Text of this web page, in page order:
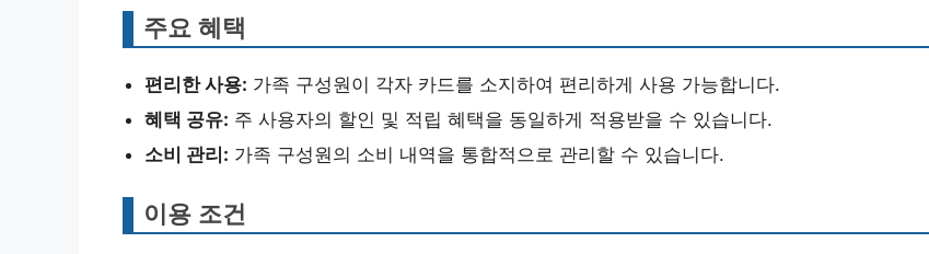
주요 혜택
편리한 사용: 가족 구성원이 각자 카드를 소지하여 편리하게 사용 가능합니다.
혜택 공유: 주 사용자의 할인 및 적립 혜택을 동일하게 적용받을 수 있습니다.
소비 관리: 가족 구성원의 소비 내역을 통합적으로 관리할 수 있습니다.
이용 조건